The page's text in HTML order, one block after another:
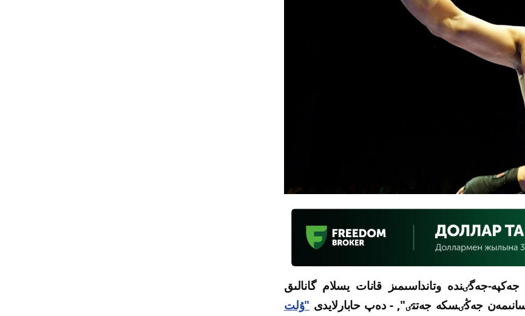
جەگٸندە وتانداسىمىز قانات يسلام گانالىق
جەڭٸسكە جەتتٸ", - دەپ حابارلايدى "ۇلت